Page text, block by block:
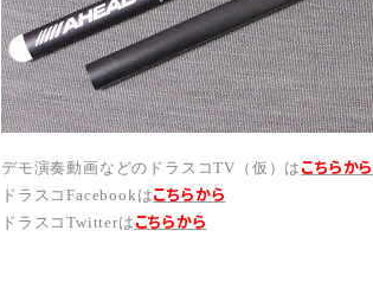
デモ演奏動画などのドラスコTV（仮）は こちらから
ドラスコFacebookはこちらから
ドラスコTwitterは こちらから